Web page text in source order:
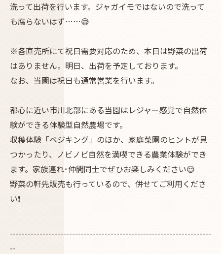
洗って出荷を行います。ジャガイモではないので洗って
も腐らないはず……😅
※各直売所にて祝日需要対応のため、本日は野菜の出荷
はありません。明日、出荷を予定しております。
なお、当園は祝日も通常営業を行います。
都心に近い市川北部にある当園はレジャー感覚で自然体
験ができる体験型自然農場です。
収穫体験「ベジキング」のほか、家庭菜園のヒントが見
つかったり、ノビノビ自然を満喫できる農業体験ができ
ます。家族連れ･仲間同士でぜひお楽しみください😌
野菜の軒先販売も行っているので、併せてご利用くださ
い❗
--------------------------------------------------------------------
--